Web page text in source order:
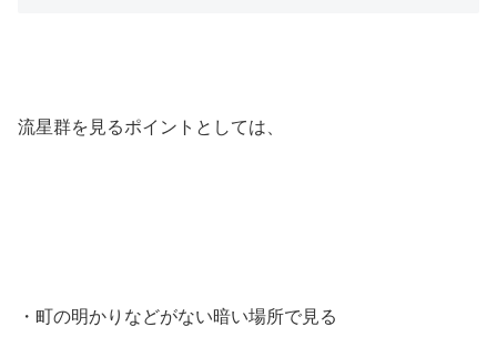
流星群を見るポイントとしては、
・町の明かりなどがない暗い場所で見る